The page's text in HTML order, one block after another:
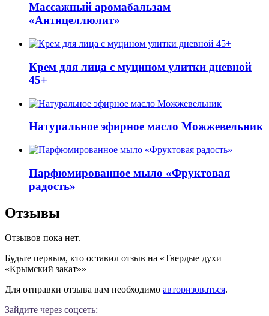
Массажный аромабальзам
«Антицеллюлит»
Крем для лица с муцином улитки дневной
45+
Натуральное эфирное масло Можжевельник
Парфюмированное мыло «Фруктовая
радость»
Отзывы
Отзывов пока нет.
Будьте первым, кто оставил отзыв на «Твердые духи
«Крымский закат»»
Для отправки отзыва вам необходимо авторизоваться.
Зайдите через соцсеть: